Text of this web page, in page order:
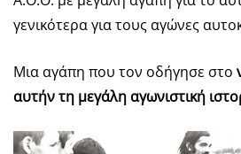
γενικότερα για τους αγώνες
Μια αγάπη που τον οδήγησε στο
αυτήν τη μεγάλη αγωνιστική